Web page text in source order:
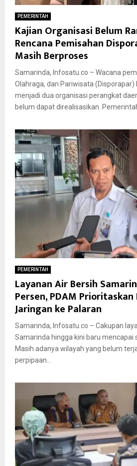
PEMERINTAH
Kajian Organisasi Belum
Rencana Pemisahan
Masih Berproses
Samarinda, Infosatu.co – Wacana
Olahraga, dan Pariwisata (Disporapar)
menjadi dua organisasi perangkat
belum dapat direalisasikan.
PEMERINTAH
Layanan Air Bersih
Persen, PDAM
Jaringan ke Palaran
Samarinda, Infosatu.co – Cakupan
Samarinda hingga kini baru mencapai
Masih adanya wilayah yang belum
perpipaan...